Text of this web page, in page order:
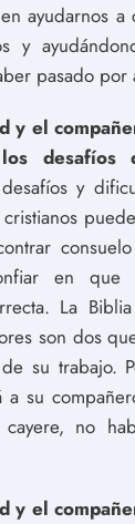
ayudarnos
y
pasado por
y el
desafíos
y
en
La
son dos
su trabajo.
a su
no
y el